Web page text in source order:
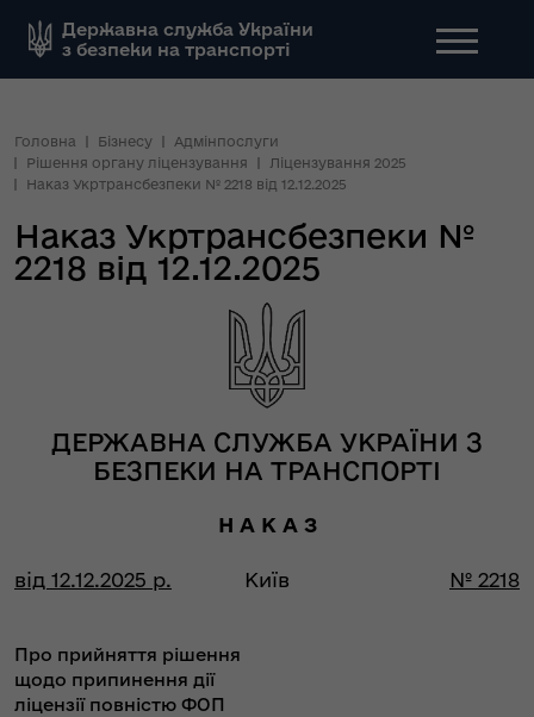
Державна служба України
з безпеки на транспорті
Головна Бізнесу
Адмінпослуги
Рішення органу ліцензування
Ліцензування 2025
Наказ Укртрансбезпеки № 2218 від 12.12.2025
Наказ Укртрансбезпеки №
2218 від 12.12.2025
ДЕРЖАВНА СЛУЖБА УКРАЇНИ З
БЕЗПЕКИ НА ТРАНСПОРТІ
Н А К А З
від 12.12.2025 р. Київ № 2218
Про прийняття рішення
щодо припинення дії
ліцензії повністю ФОП